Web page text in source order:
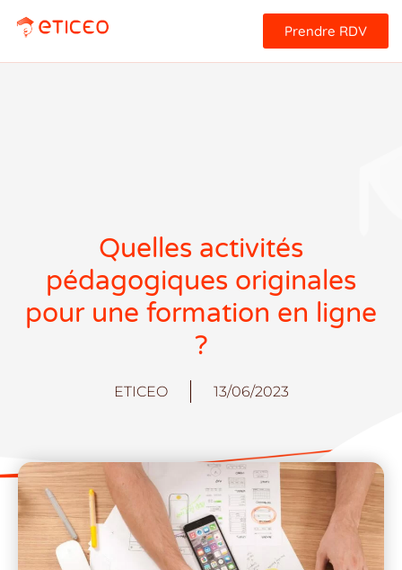
Prendre RDV
Quelles activités
pédagogiques originales
pour une formation en ligne
?
ETICEO 13/06/2023